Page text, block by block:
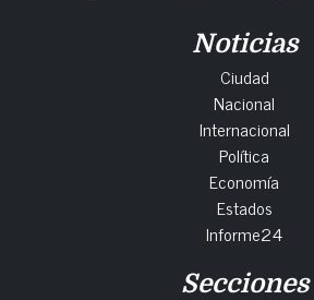
Noticias
Ciudad
Nacional
Internacional
Política
Economía
Estados
Informe24
Secciones